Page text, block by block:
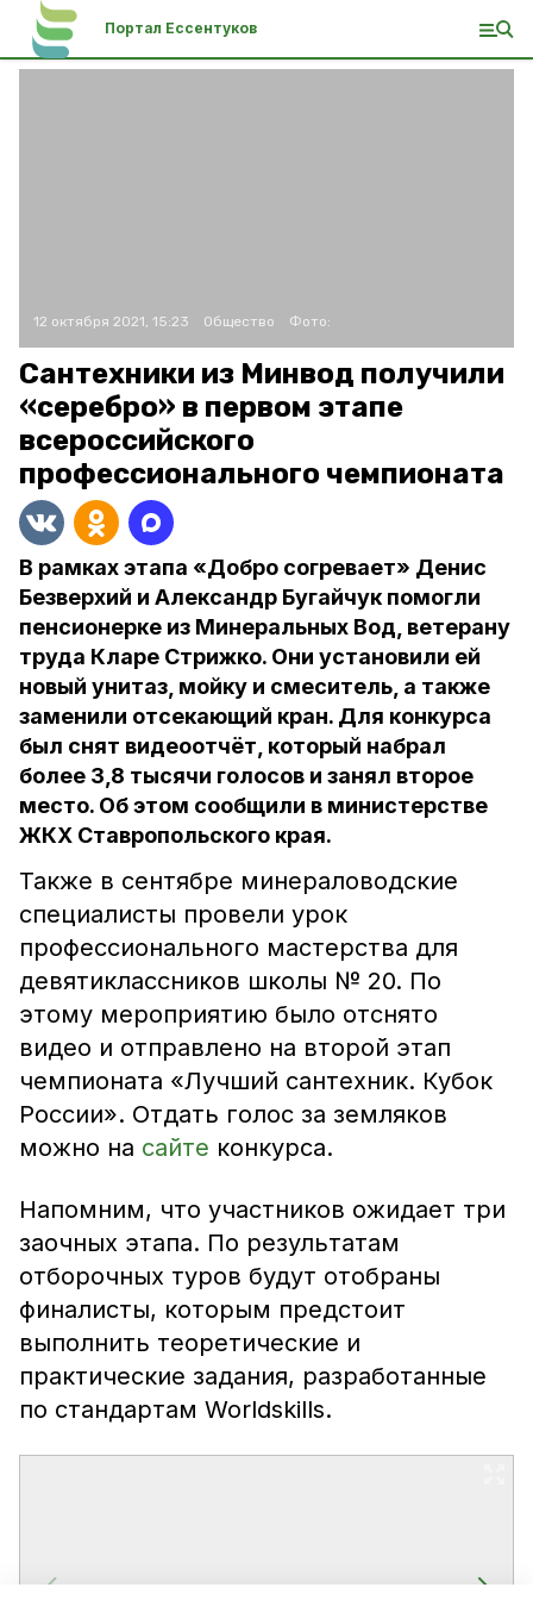
Портал Ессентуков
12 октября 2021, 15:23 Общество Фото:
Сантехники из Минвод получили
«серебро» в первом этапе
всероссийского
профессионального чемпионата
В рамках этапа «Добро согревает» Денис
Безверхий и Александр Бугайчук помогли
пенсионерке из Минеральных Вод, ветерану
труда Кларе Стрижко. Они установили ей
новый унитаз, мойку и смеситель, а также
заменили отсекающий кран. Для конкурса
был снят видеоотчёт, который набрал
более 3,8 тысячи голосов и занял второе
место. Об этом сообщили в министерстве
ЖКХ Ставропольского края.
Также в сентябре минераловодские
специалисты провели урок
профессионального мастерства для
девятиклассников школы № 20. По
этому мероприятию было отснято
видео и отправлено на второй этап
чемпионата «Лучший сантехник. Кубок
России». Отдать голос за земляков
можно на сайте конкурса.
Напомним, что участников ожидает три
заочных этапа. По результатам
отборочных туров будут отобраны
финалисты, которым предстоит
выполнить теоретические и
практические задания, разработанные
по стандартам Worldskills.